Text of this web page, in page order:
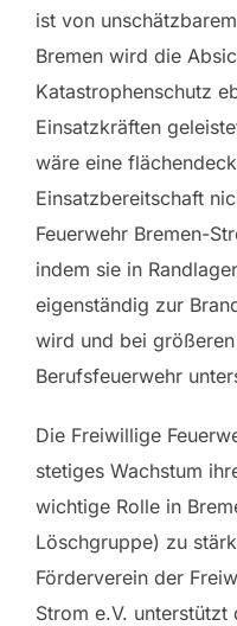
ist von
Bremen wird die
Katastrophenschutz
Einsatzkräften
wäre eine
Einsatzbereitschaft
Feuerwehr Bremen-
indem sie in
eigenständig zur
wird und bei
Berufsfeuerwehr
Die Freiwillige
stetiges Wachstum
wichtige Rolle in
Löschgruppe) zu
Förderverein der
Strom e.V.